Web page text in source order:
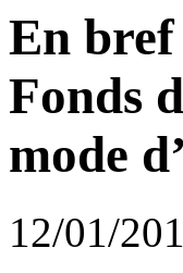
En bref
Fonds
mode
12/01/